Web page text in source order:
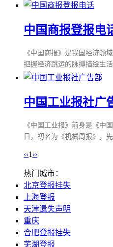
中国商报登报电
《中国商报》是我国经济领
把握经济跳运的脉搏描绘生
中国工业报社广
《中国工业报》前身是《中
日，初名为《机械周报》，
行业主管部门（机械工业部
业部、国家机械工业局）的
权威和影响力的媒体。 2003
报》，现由中国工业经济联
办。中国工业报客服如需办
‹‹1 ››
热门城市：
北京登报挂失
上海登报
天津遗失声明
重庆
合肥登报挂失
芜湖登报